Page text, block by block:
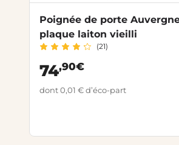
Poignée de porte
plaque laiton vieilli
(21)
74,90€
dont 0,01 € d’éco-part